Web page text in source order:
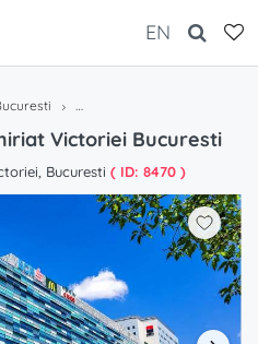
EN
Spatii de birouri de inchiriat
Victoriei Bucuresti
Bucuresti ( ID: 8470 )